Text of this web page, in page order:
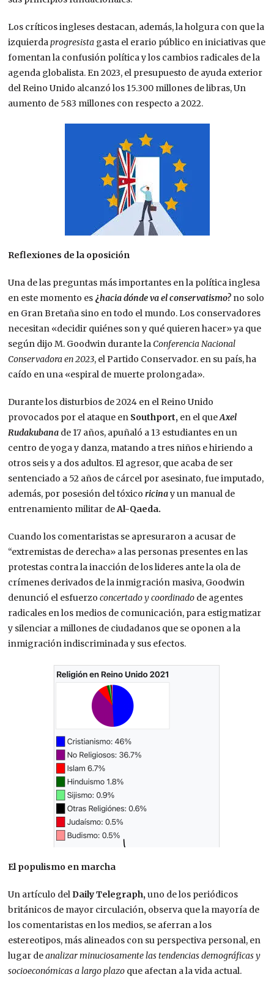
Los críticos ingleses destacan, además, la holgura con que la
izquierdaprogresista gasta el erario público en iniciativas que
fomentan la confusión política y los cambios radicales de la
agenda globalista. En 2023, el presupuesto de ayuda exterior
del Reino Unido alcanzó los 15.300 millones de libras, Un
aumento de 583 millones con respecto a 2022.
Reflexiones de la oposición
Una de las preguntas más importantes en la política inglesa
en este momento es ¿hacia dónde va el conservatismo? no solo
en Gran Bretaña sino en todo el mundo. Los conservadores
necesitan «decidir quiénes son y qué quieren hacer» ya que
según dijo M. Goodwin durante laConferencia Nacional
Conservadora en 2023, el Partido Conservador. en su país, ha
caído en una «espiral de muerte prolongada».
Durante los disturbios de 2024 en el Reino Unido
provocados por el ataque en Southport, en el queAxel
Rudakubana de 17 años, apuñaló a 13 estudiantes en un
centro de yoga y danza, matando a tres niños e hiriendo a
otros seis y a dos adultos. El agresor, que acaba de ser
sentenciado a 52 años de cárcel por asesinato, fue imputado,
además, por posesión del tóxicoricinay un manual de
entrenamiento militar deAl-Qaeda.
Cuando los comentaristas se apresuraron a acusar de
“extremistas de derecha» a las personas presentes en las
protestas contra la inacción de los lideres ante la ola de
crímenes derivados de la inmigración masiva, Goodwin
denunció el esfuerzoconcertado y coordinado de agentes
radicales en los medios de comunicación, para estigmatizar
y silenciar a millones de ciudadanos que se oponen a la
inmigración indiscriminada y sus efectos.
El populismo en marcha
Un artículo del Daily Telegraph,uno de los periódicos
británicos de mayor circulación, observa que la mayoría de
los comentaristas en los medios, se aferran a los
estereotipos, más alineados con su perspectiva personal, en
lugar deanalizar minuciosamente las tendencias demográficas y
socioeconómicas a largo plazo que afectan a la vida actual.